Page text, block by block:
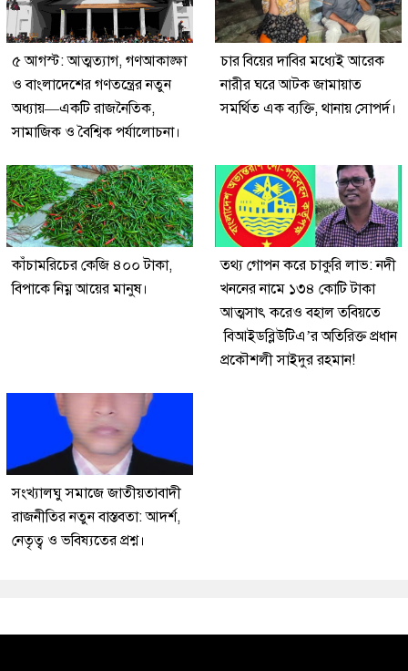
৫ আগস্ট: আত্মত্যাগ, গণআকাঙ্ক্ষা
ও বাংলাদেশের গণতন্ত্রের নতুন
অধ্যায়—একটি রাজনৈতিক,
সামাজিক ও বৈশ্বিক পর্যালোচনা।
চার বিয়ের দাবির মধ্যেই আরেক
নারীর ঘরে আটক জামায়াত
সমর্থিত এক ব্যক্তি, থানায় সোপর্দ।
কাঁচামরিচের কেজি ৪০০ টাকা,
বিপাকে নিম্ন আয়ের মানুষ।
তথ্য গোপন করে চাকুরি লাভ: নদী
খননের নামে ১৩৪ কোটি টাকা
আত্মসাৎ করেও বহাল তবিয়তে
বিআইডব্লিউটিএ’র অতিরিক্ত প্রধান
প্রকৌশলী সাইদুর রহমান!
সংখ্যালঘু সমাজে জাতীয়তাবাদী
রাজনীতির নতুন বাস্তবতা: আদর্শ,
নেতৃত্ব ও ভবিষ্যতের প্রশ্ন।